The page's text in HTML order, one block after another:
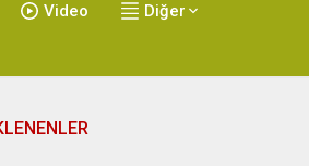
Video Diğer